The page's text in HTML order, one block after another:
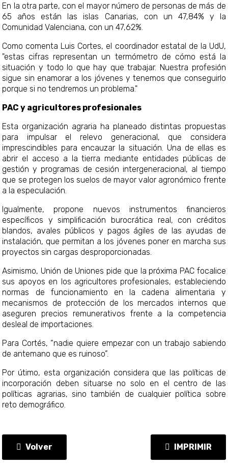
En la otra parte, con el mayor número de personas de más de
65 años están las islas Canarias, con un 47,84% y la
Comunidad Valenciana, con un 47,62%.
Como comenta Luis Cortes, el coordinador estatal de la UdU,
"estas cifras representan un termómetro de cómo está la
situación y todo lo que hay que trabajar. Nuestra profesión
sigue sin enamorar a los jóvenes y tenemos que conseguirlo
porque si no tendremos un problema."
PAC y agricultores profesionales
Esta organización agraria ha planeado distintas propuestas
para impulsar el relevo generacional, que considera
imprescindibles para encauzar la situación. Una de ellas es
abrir el acceso a la tierra mediante entidades públicas de
gestión y programas de cesión intergeneracional, al tiempo
que se protegen los suelos de mayor valor agronómico frente
a la especulación.
Igualmente, propone nuevos instrumentos financieros
específicos y simplificación burocrática real, con créditos
blandos, avales públicos y pagos ágiles de las ayudas de
instalación, que permitan a los jóvenes poner en marcha sus
proyectos sin cargas desproporcionadas.
Asimismo, Unión de Uniones pide que la próxima PAC focalice
sus apoyos en los agricultores profesionales, estableciendo
normas de funcionamiento en la cadena alimentaria y
mecanismos de protección de los mercados internos que
aseguren precios remunerativos frente a la competencia
desleal de importaciones.
Para Cortés, “nadie quiere empezar con un trabajo sabiendo
de antemano que es ruinoso”.
Por útimo, esta organización considera que las políticas de
incorporación deben situarse no solo en el centro de las
políticas agrarias, sino también de cualquier política sobre
reto demográfico.
Volver IMPRIMIR